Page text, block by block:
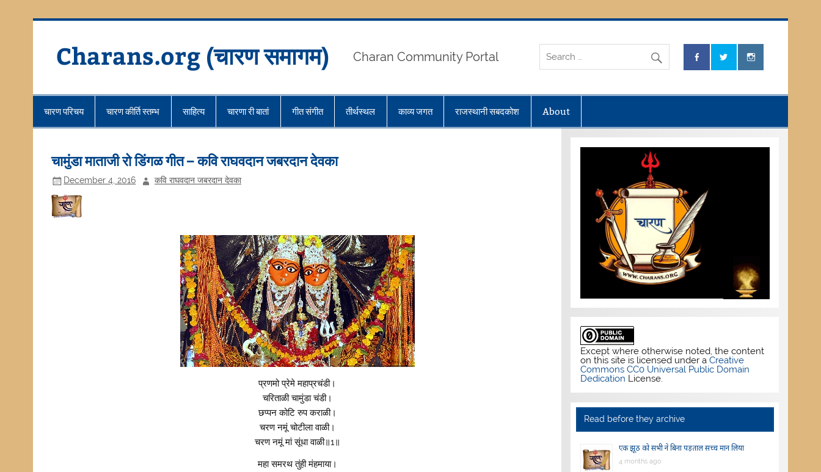
Charans.org (चारण समागम) Charan Community Portal
चारण परिचय चारण कीर्ति स्तम्भ साहित्य चारणा री बातां गीत संगीत तीर्थस्थल काव्य जगत राजस्थानी सबदकोश About
चामुंडा माताजी रो डिंगळ गीत – कवि राघवदान जबरदान देवका
December 4, 2016 कवि राघवदान जबरदान देवका
प्रणमो प्रेमे महाप्रचंडी।
चरिताळी चामुंडा चंडी।
छप्पन कोटि रुप कराळी।
चरण नमूं चोटीला वाळी।
चरण नमूं मां सूंधा वाळी॥1॥
महा समरथ तुंही मंहमाया।
Except where otherwise noted, the content
on this site is licensed under a Creative
Commons CC0 Universal Public Domain
Dedication License.
Read before they archive
एक झूठ को सभी ने बिना पड़ताल सच्च मान लिया
4 months ago